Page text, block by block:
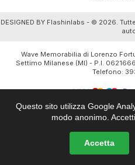
Questo sito utilizza Google
modo anonimo.
Accetta
DESIGNED BY Flashinlabs - © 2026.
Wave Memorabilia di Lorenzo
Settimo Milanese (MI) - P.I.
Telefono: